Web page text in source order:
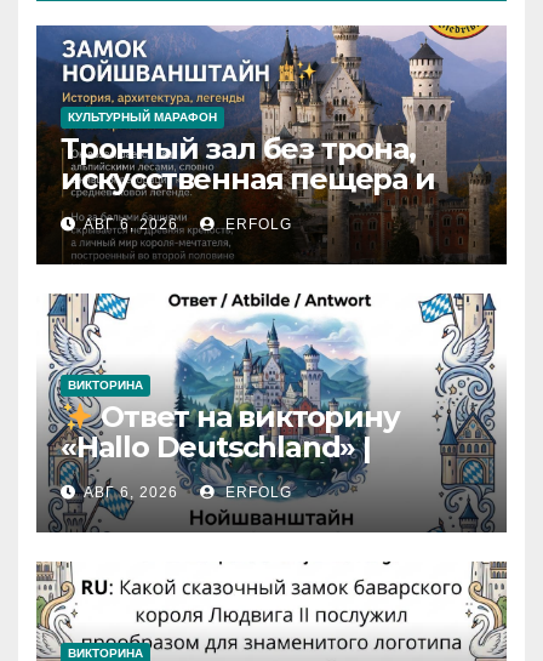
КУЛЬТУРНЫЙ МАРАФОН
Тронный зал без трона,
искусственная пещера и
только 14 завершённых
комнат: какие тайны
скрывает Нойшванштайн?
АВГ 6, 2026 ERFOLG
ВИКТОРИНА
Ответ на викторину
«Hallo Deutschland» |
Карточка №46
АВГ 6, 2026 ERFOLG
ВИКТОРИНА